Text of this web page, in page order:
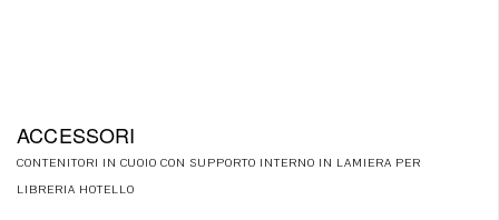
ACCESSORI
CONTENITORI IN CUOIO CON SUPPORTO INTERNO IN LAMIERA PER
LIBRERIA HOTELLO